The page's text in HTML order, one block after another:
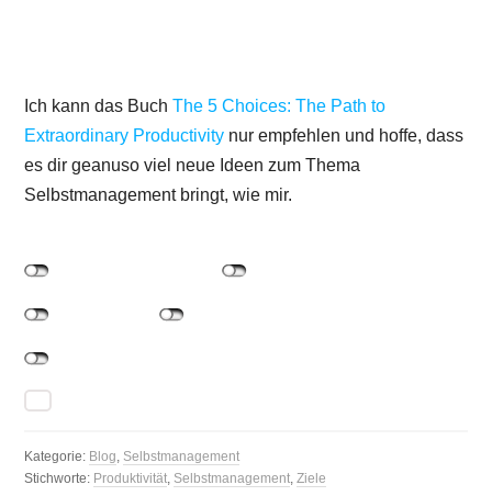
Ich kann das BuchThe 5 Choices: The Path to
Extraordinary Productivity nur empfehlen und hoffe, dass
es dir geanuso viel neue Ideen zum Thema
Selbstmanagement bringt, wie mir.
Kategorie: Blog, Selbstmanagement
Stichworte: Produktivität, Selbstmanagement,Ziele